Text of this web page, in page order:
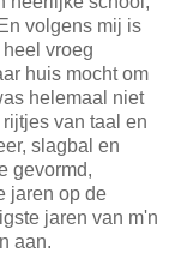
volgens mij is
vroeg
huis mocht om
helemaal niet
van taal en
slagbal en
gevormd,
jaren op de
jaren van m'n
aan.